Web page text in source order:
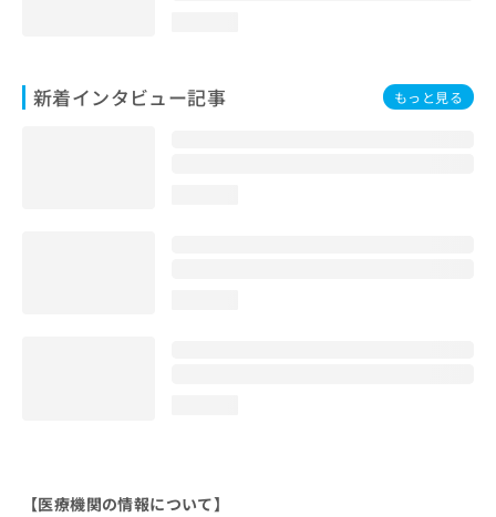
新着インタビュー記事 もっと見る
【医療機関の情報について】